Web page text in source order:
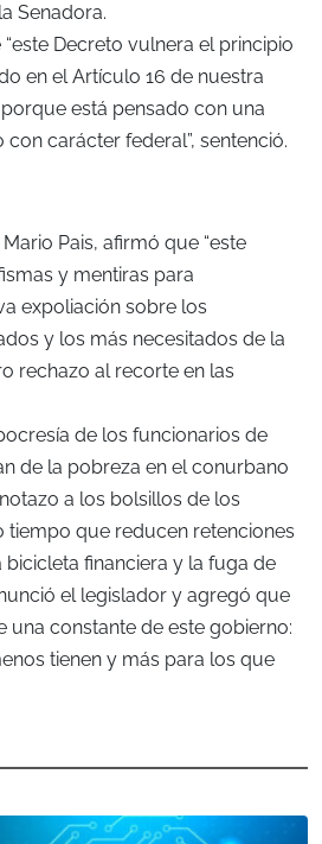
Senadora.
Decreto vulnera el principio
en el Artículo 16 de nuestra
está pensado con una
carácter federal”, sentenció.
Pais, afirmó que “este
y mentiras para
expoliación sobre los
y los más necesitados de la
rechazo al recorte en las
de los funcionarios de
de la pobreza en el conurbano
a los bolsillos de los
tiempo que reducen retenciones
financiera y la fuga de
el legislador y agregó que
una constante de este gobierno:
tienen y más para los que